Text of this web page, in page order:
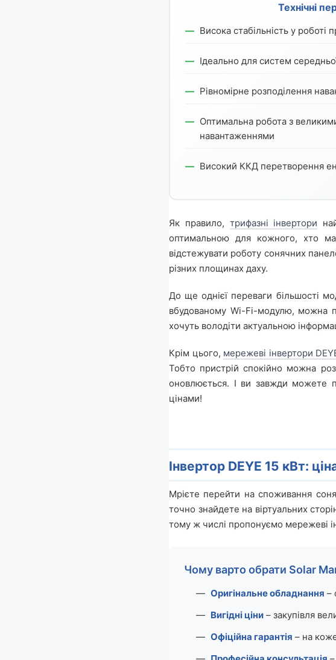
Технічні
Висока стабільність у роботі
Ідеально для систем
Рівномірне розподілення
Оптимальна робота з
навантаженнями
Високий ККД перетворення
Як правило, трифазні інвертори
оптимальною для кожного, хто
відстежувати роботу сонячних
різних площинах даху.
До ще однієї переваги більшості
вбудованому Wi-Fi-модулю, можна
хочуть володіти актуальною
Крім цього, мережеві інвертори
Тобто пристрій спокійно можна
оновлюється. І ви завжди можете
цінами!
Інвертор DEYE 15 кВт:
Мрієте перейти на споживання
точно знайдете на віртуальних
тому ж числі пропонуємо мережеві
Чому варто обрати Solar
Оригінальне обладнання –
Вигідні ціни – закупівля
Офіційна гарантія – на